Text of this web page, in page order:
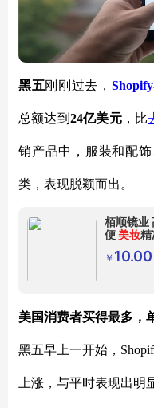
黑五刚刚过去， Shopify
总额达到 24亿美元，比
销产品中，服装和配
类，表现脱颖而出。
栢顺镜业
便美妆精
￥ 10.00
美国消费者买得最多，
黑五早上一开始，
上涨，与平时表现出明